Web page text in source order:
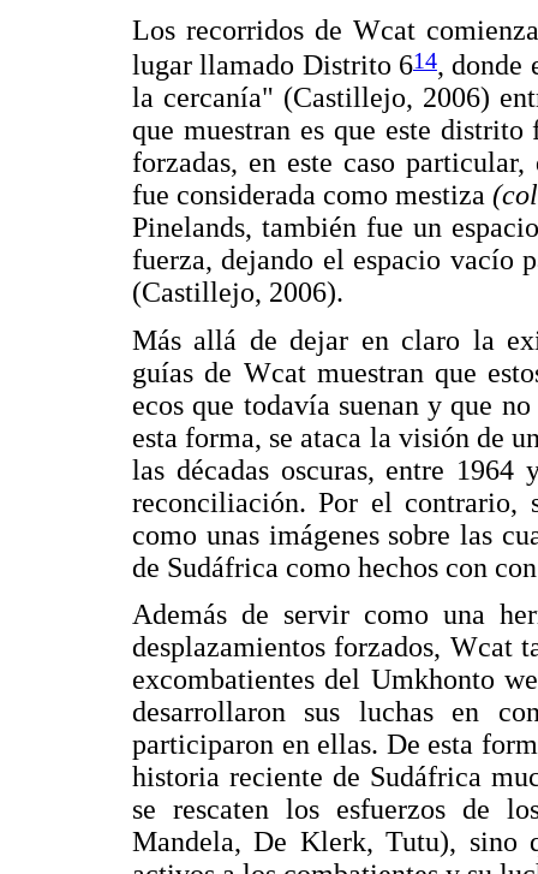
Los recorridos de Wcat
lugar llamado Distrito 614, donde
la cercanía" (Castillejo, 2006)
que muestran es que este
forzadas, en este caso
fue considerada como mestiza
Pinelands, también fue un
fuerza, dejando el espacio vacío
(Castillejo, 2006).
Más allá de dejar en claro la
guías de Wcat muestran que
ecos que todavía suenan y que
esta forma, se ataca la visión de
las décadas oscuras, entre
reconciliación. Por el contrario,
como unas imágenes sobre las
de Sudáfrica como hechos con
Además de servir como una
desplazamientos forzados, Wcat
excombatientes del Umkhonto
desarrollaron sus luchas en
participaron en ellas. De esta
historia reciente de Sudáfrica
se rescaten los esfuerzos de
Mandela, De Klerk, Tutu), sino